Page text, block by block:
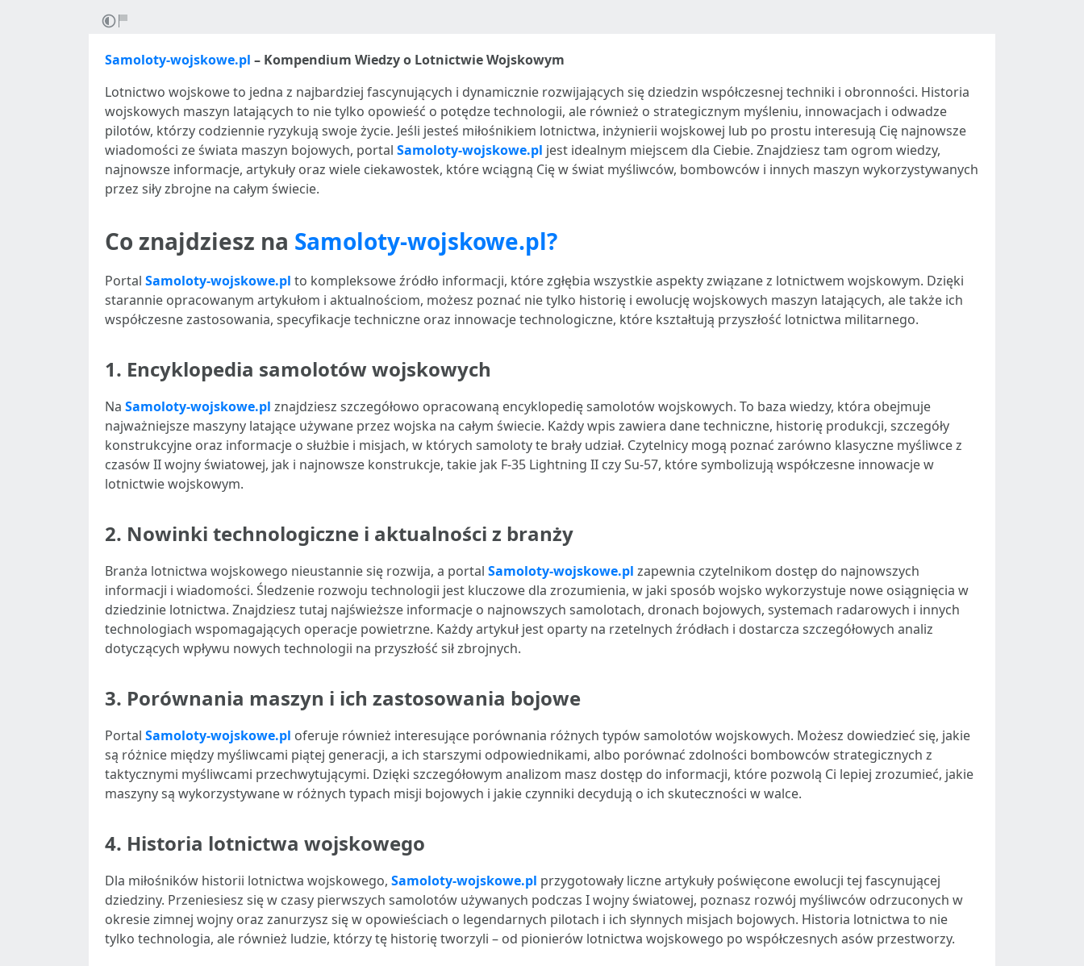
Samoloty-wojskowe.pl – Kompendium Wiedzy o Lotnictwie Wojskowym
Lotnictwo wojskowe to jedna z najbardziej fascynujących i dynamicznie rozwijających się dziedzin współczesnej techniki i obronności. Historia
wojskowych maszyn latających to nie tylko opowieść o potędze technologii, ale również o strategicznym myśleniu, innowacjach i odwadze
pilotów, którzy codziennie ryzykują swoje życie. Jeśli jesteś miłośnikiem lotnictwa, inżynierii wojskowej lub po prostu interesują Cię najnowsze
wiadomości ze świata maszyn bojowych, portal Samoloty-wojskowe.pl jest idealnym miejscem dla Ciebie. Znajdziesz tam ogrom wiedzy,
najnowsze informacje, artykuły oraz wiele ciekawostek, które wciągną Cię w świat myśliwców, bombowców i innych maszyn wykorzystywanych
przez siły zbrojne na całym świecie.
Co znajdziesz na Samoloty-wojskowe.pl?
Portal Samoloty-wojskowe.pl to kompleksowe źródło informacji, które zgłębia wszystkie aspekty związane z lotnictwem wojskowym. Dzięki
starannie opracowanym artykułom i aktualnościom, możesz poznać nie tylko historię i ewolucję wojskowych maszyn latających, ale także ich
współczesne zastosowania, specyfikacje techniczne oraz innowacje technologiczne, które kształtują przyszłość lotnictwa militarnego.
1. Encyklopedia samolotów wojskowych
Na Samoloty-wojskowe.pl znajdziesz szczegółowo opracowaną encyklopedię samolotów wojskowych. To baza wiedzy, która obejmuje
najważniejsze maszyny latające używane przez wojska na całym świecie. Każdy wpis zawiera dane techniczne, historię produkcji, szczegóły
konstrukcyjne oraz informacje o służbie i misjach, w których samoloty te brały udział. Czytelnicy mogą poznać zarówno klasyczne myśliwce z
czasów II wojny światowej, jak i najnowsze konstrukcje, takie jak F-35 Lightning II czy Su-57, które symbolizują współczesne innowacje w
lotnictwie wojskowym.
2. Nowinki technologiczne i aktualności z branży
Branża lotnictwa wojskowego nieustannie się rozwija, a portal Samoloty-wojskowe.pl zapewnia czytelnikom dostęp do najnowszych
informacji i wiadomości. Śledzenie rozwoju technologii jest kluczowe dla zrozumienia, w jaki sposób wojsko wykorzystuje nowe osiągnięcia w
dziedzinie lotnictwa. Znajdziesz tutaj najświeższe informacje o najnowszych samolotach, dronach bojowych, systemach radarowych i innych
technologiach wspomagających operacje powietrzne. Każdy artykuł jest oparty na rzetelnych źródłach i dostarcza szczegółowych analiz
dotyczących wpływu nowych technologii na przyszłość sił zbrojnych.
3. Porównania maszyn i ich zastosowania bojowe
Portal Samoloty-wojskowe.pl oferuje również interesujące porównania różnych typów samolotów wojskowych. Możesz dowiedzieć się, jakie
są różnice między myśliwcami piątej generacji, a ich starszymi odpowiednikami, albo porównać zdolności bombowców strategicznych z
taktycznymi myśliwcami przechwytującymi. Dzięki szczegółowym analizom masz dostęp do informacji, które pozwolą Ci lepiej zrozumieć, jakie
maszyny są wykorzystywane w różnych typach misji bojowych i jakie czynniki decydują o ich skuteczności w walce.
4. Historia lotnictwa wojskowego
Dla miłośników historii lotnictwa wojskowego, Samoloty-wojskowe.pl przygotowały liczne artykuły poświęcone ewolucji tej fascynującej
dziedziny. Przeniesiesz się w czasy pierwszych samolotów używanych podczas I wojny światowej, poznasz rozwój myśliwców odrzuconych w
okresie zimnej wojny oraz zanurzysz się w opowieściach o legendarnych pilotach i ich słynnych misjach bojowych. Historia lotnictwa to nie
tylko technologia, ale również ludzie, którzy tę historię tworzyli – od pionierów lotnictwa wojskowego po współczesnych asów przestworzy.